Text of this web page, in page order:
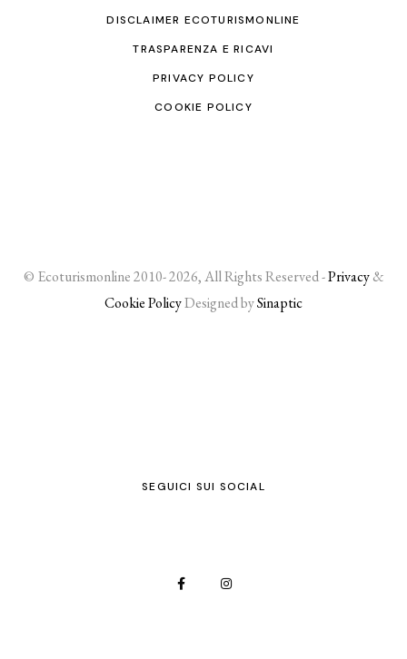
DISCLAIMER ECOTURISMONLINE
TRASPARENZA E RICAVI
PRIVACY POLICY
COOKIE POLICY
© Ecoturismonline 2010- 2026, All Rights Reserved -Privacy&
Cookie PolicyDesigned bySinaptic
SEGUICI SUI SOCIAL